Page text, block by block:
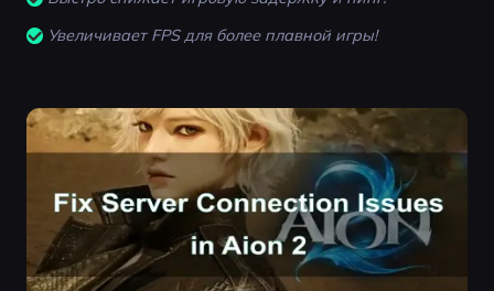
Увеличивает FPS для более плавной игры!